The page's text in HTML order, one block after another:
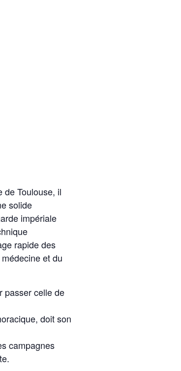
de Toulouse, il
solide
impériale
rapide des
et du
passer celle de
doit son
campagnes